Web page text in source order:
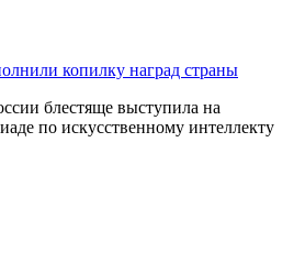
копилку наград страны
блестяще выступила на
по искусственному интеллекту